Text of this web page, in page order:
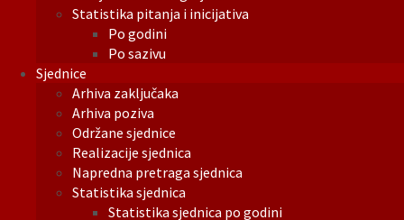
Statistika pitanja i inicijativa
Po godini
Po sazivu
Sjednice
Arhiva zaključaka
Arhiva poziva
Održane sjednice
Realizacije sjednica
Napredna pretraga sjednica
Statistika sjednica
Statistika sjednica po godini